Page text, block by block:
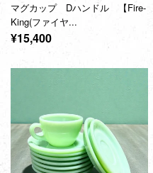
マグカップ Dハンドル 【Fire-
King(ファイヤ...
通
価
¥15,400